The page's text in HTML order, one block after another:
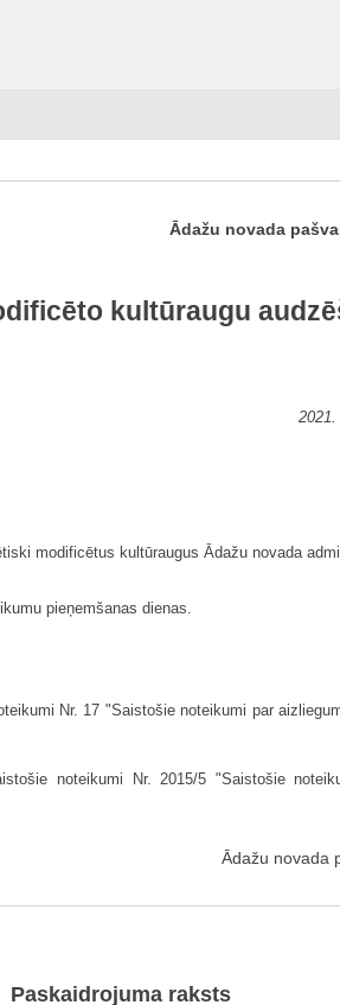
Ādažu novada
kultūraugu
modificētus kultūraugus Ādažu novada
pieņemšanas dienas.
Nr. 17 "Saistošie noteikumi par
noteikumi Nr. 2015/5 "Saistošie
Ādažu novada
Paskaidrojuma raksts